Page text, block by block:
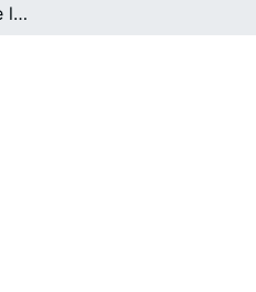
Normes reguladores de l'avaluació i de la qualificació dels aprenentatges